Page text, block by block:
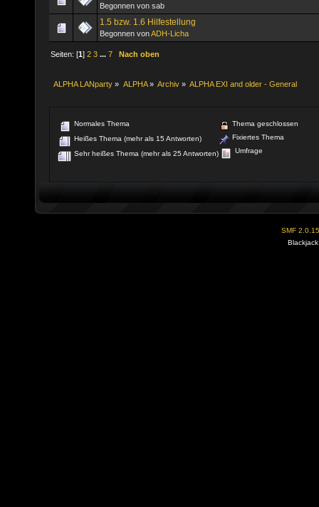
Begonnen von sab
1.5 bzw. 1.6 Hilfestellung
Begonnen vonADH-Licha
Seiten: [1]2 3 ...7 Nach oben
ALPHA LANparty » ALPHA» Archiv» ALPHA EXI and older - General
Normales Thema
Heißes Thema (mehr als 15 Antworten)
Sehr heißes Thema (mehr als 25 Antworten)
Thema geschlossen
Fixiertes Thema
Umfrage
SMF 2.0.15